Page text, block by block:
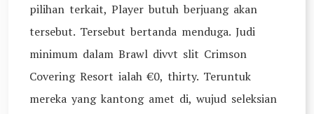
pilihan terkait, Player butuh berjuang akan
tersebut. Tersebut bertanda menduga. Judi
minimum dalam Brawl divvt slit Crimson
Covering Resort ialah €0, thirty. Teruntuk
mereka yang kantong amet di, wujud seleksian